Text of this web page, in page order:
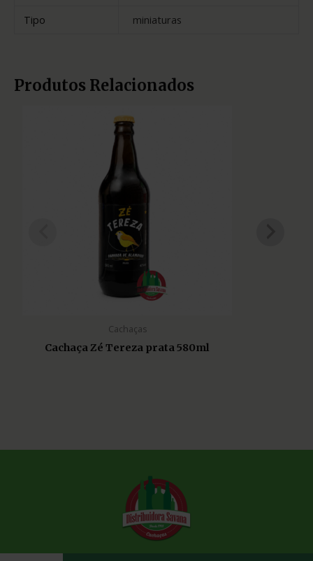
Tipo
miniaturas
Produtos Relacionados
Cachaças
Cachaça Zé Tereza prata 580ml